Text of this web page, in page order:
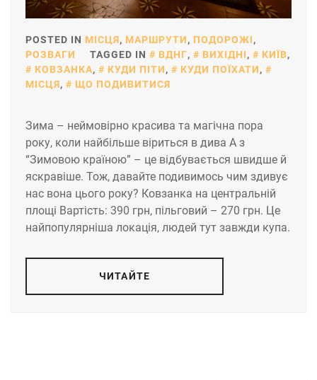
POSTED IN МІСЦЯ, МАРШРУТИ, ПОДОРОЖІ,
РОЗВАГИ
TAGGED IN ВДНГ, ВИХІДНІ, КИЇВ,
КОВЗАНКА, КУДИ ПІТИ, КУДИ ПОЇХАТИ,
МІСЦЯ, ЩО ПОДИВИТИСЯ
Зима – неймовірно красива та магічна пора
року, коли найбільше віриться в дива А з
“Зимовою країною” – це відбувається швидше й
яскравіше. Тож, давайте подивимось чим здивує
нас вона цього року? Ковзанка на центральній
площі Вартість: 390 грн, пільговий – 270 грн. Це
найпопулярніша локація, людей тут завжди купа.
ЧИТАЙТЕ